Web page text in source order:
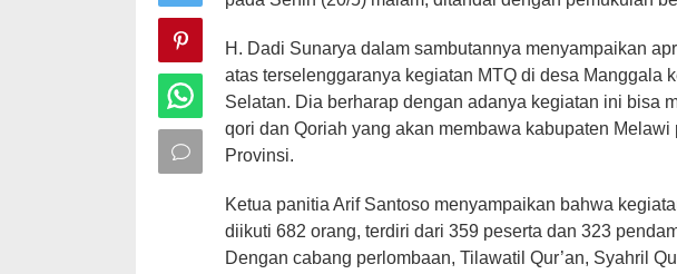
H. Dadi Sunarya dalam sambutannya menyampaikan
atas terselenggaranya kegiatan MTQ di desa Manggala
Selatan. Dia berharap dengan adanya kegiatan ini bisa
qori dan Qoriah yang akan membawa kabupaten Melawi
Provinsi.
Ketua panitia Arif Santoso menyampaikan bahwa
diikuti 682 orang, terdiri dari 359 peserta dan 323
Dengan cabang perlombaan, Tilawatil Qur’an, Syahril